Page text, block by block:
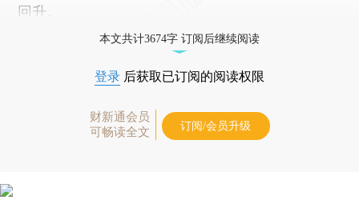
回升。
本文共计3674字 订阅后继续阅读
登录 后获取已订阅的阅读权限
财新通会员
可畅读全文
订阅/会员升级